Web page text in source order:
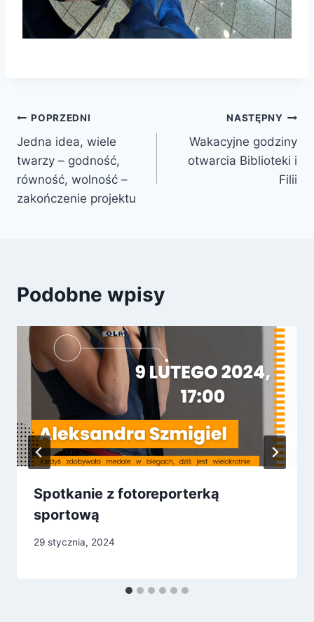
Nawigacja
wpisu
POPRZEDNI
Jedna idea, wiele
twarzy – godność,
równość, wolność –
zakończenie projektu
NASTĘPNY
Wakacyjne godziny
otwarcia Biblioteki i
Filii
Podobne wpisy
Spotkanie z fotoreporterką
sportową
29 stycznia, 2024